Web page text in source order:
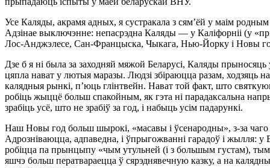
Усе Каляды, акрамя адных, я сустракала з сям’ёй у маім
Адзінае выключэнне: непасрэдна Каляды — у Каліфорніі (у
Лос-Анджэлесе, Сан-Францыска, Чыкага, Нью-Йорку і Новы
Дзе б я ні была за заходняй мяжой Беларусі, Каляды прыносяць
цяпла нават у лютыя маразы. Людзі збіраюцца разам, ходзяць
калядныя рынкі, п’юць глінтвейн. Нават той факт, што
робіць жыццё больш спакойным, як гэта ні парадаксальна
зрабіць усё, што не зрабіў за год, і набыць усім падарункі.
Наш Новы год больш шырокі, «масавы і ўсенародны», з-за чаго
Адрозніваюцца, адпаведна, і ўпрыгожванні гарадоў і жылля: у
робіцца па прынцыпу «чым утульней (і з большым густам),
яшчэ больш ператвараецца ў сярэднявечную казку, а на